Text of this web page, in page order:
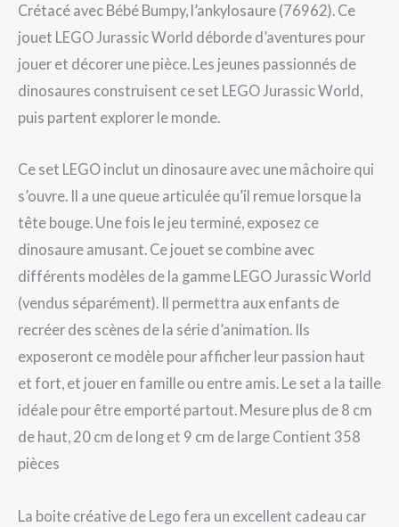
Crétacé avec Bébé Bumpy, l’ankylosaure (76962). Ce
jouet LEGO Jurassic World déborde d’aventures pour
jouer et décorer une pièce. Les jeunes passionnés de
dinosaures construisent ce set LEGO Jurassic World,
puis partent explorer le monde.
Ce set LEGO inclut un dinosaure avec une mâchoire qui
s’ouvre. Il a une queue articulée qu’il remue lorsque la
tête bouge. Une fois le jeu terminé, exposez ce
dinosaure amusant. Ce jouet se combine avec
différents modèles de la gamme LEGO Jurassic World
(vendus séparément). Il permettra aux enfants de
recréer des scènes de la série d’animation. Ils
exposeront ce modèle pour afficher leur passion haut
et fort, et jouer en famille ou entre amis. Le set a la taille
idéale pour être emporté partout. Mesure plus de 8 cm
de haut, 20 cm de long et 9 cm de large Contient 358
pièces
La boite créative de Lego fera un excellent cadeau car